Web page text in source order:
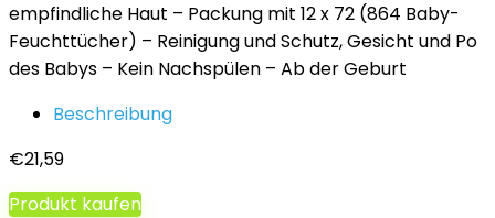
empfindliche Haut – Packung mit 12 x 72 (864 Baby-
Feuchttücher) – Reinigung und Schutz, Gesicht und Po
des Babys – Kein Nachspülen – Ab der Geburt
Beschreibung
€21,59
Produkt kaufen